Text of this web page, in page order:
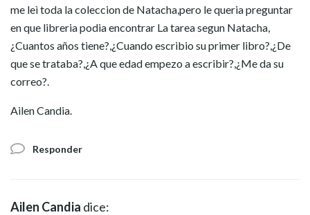
me leì toda la coleccion de Natacha,pero le queria preguntar
en que libreria podia encontrar La tarea segun Natacha,
¿Cuantos años tiene?,¿Cuando escribio su primer libro?,¿De
que se trataba?,¿A que edad empezo a escribir?,¿Me da su
correo?.
Ailen Candia.
Responder
Ailen Candia dice: